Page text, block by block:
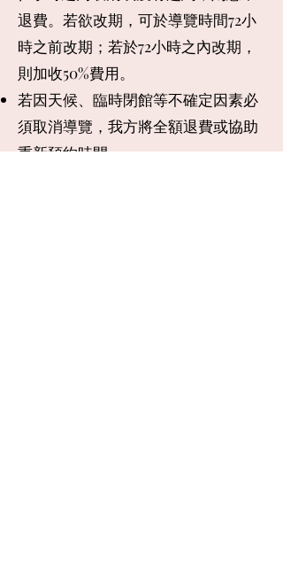
退費。若欲改期，可於導覽時間72小
時之前改期；若於72小時之內改期，
則加收50%費用。
若因天候、臨時閉館等不確定因素必
須取消導覽，我方將全額退費或協助
重新預約時間。